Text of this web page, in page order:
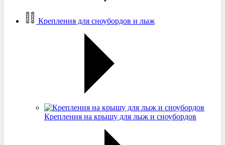
Крепления для сноубордов и лыж
Крепления на крышу для лыж и сноубордов